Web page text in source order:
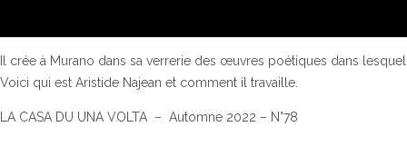
Il crée à Murano dans sa verrerie des œuvres poétiques dans
Voici qui est Aristide Najean et comment il travaille.
LA CASA DU UNA VOLTA – Automne 2022 – N°78